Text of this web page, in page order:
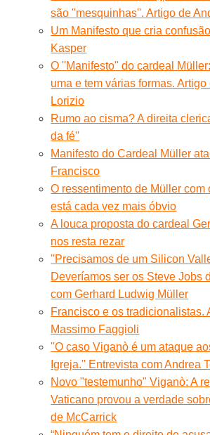
são ''mesquinhas''. Artigo de
Um Manifesto que cria
Kasper
O ''Manifesto'' do cardeal
uma e tem várias formas.
Lorizio
Rumo ao cisma? A direita
da fé''
Manifesto do Cardeal Müller
Francisco
O ressentimento de Müller com
está cada vez mais óbvio
A louca proposta do cardeal
nos resta rezar
''Precisamos de um Silicon
Deveríamos ser os Steve Jobs
com Gerhard Ludwig Müller
Francisco e os tradicionalistas.
Massimo Faggioli
''O caso Viganò é um ataque
Igreja.'' Entrevista com Andrea
Novo "testemunho" Viganò: A
Vaticano provou a verdade
de McCarrick